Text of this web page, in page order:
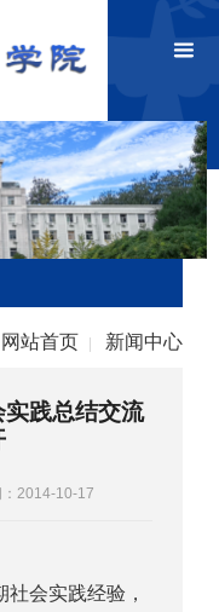
网站首页 新闻中心
践总结交流
2014-10-17
会实践经验，